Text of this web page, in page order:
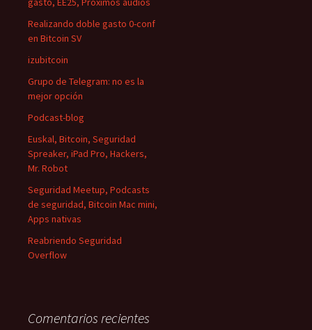
Realizando doble gasto 0-conf
en Bitcoin SV
izubitcoin
Grupo de Telegram: no es la
mejor opción
Podcast-blog
Euskal, Bitcoin, Seguridad
Spreaker, iPad Pro, Hackers,
Mr. Robot
Seguridad Meetup, Podcasts
de seguridad, Bitcoin Mac mini,
Apps nativas
Reabriendo Seguridad
Overflow
Comentarios recientes